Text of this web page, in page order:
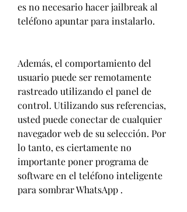
es no necesario hacer jailbreak al
teléfono apuntar para instalarlo.
Además, el comportamiento del
usuario puede ser remotamente
rastreado utilizando el panel de
control. Utilizando sus referencias,
usted puede conectar de cualquier
navegador web de su selección. Por
lo tanto, es ciertamente no
importante poner programa de
software en el teléfono inteligente
para sombrar WhatsApp .